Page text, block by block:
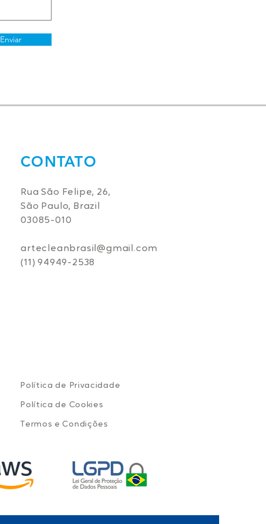
Enviar
CONTATO
Rua São Felipe, 26,
São Paulo, Brazil
03085-010
artecleanbrasil@gmail.com
(11) 94949-2538
Política de Privacidade
Política de Cookies
Termos e Condições